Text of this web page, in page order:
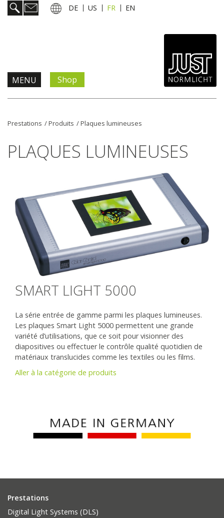
DE US FR EN
MENU
L'entreprise
Contact
Shop
Prestations /Produits /Plaques lumineuses
PLAQUES LUMINEUSES
SMART LIGHT 5000
La série entrée de gamme parmi les plaques lumineuses.
Les plaques Smart Light 5000 permettent une grande
variété d’utilisations, que ce soit pour visionner des
diapositives ou effectuer le contrôle qualité quotidien de
matériaux translucides comme les textiles ou les films.
Aller à la catégorie de produits
Prestations
Digital Light Systems (DLS)